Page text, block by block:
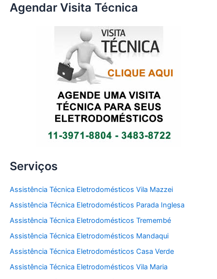
Agendar Visita Técnica
Serviços
Assistência Técnica Eletrodomésticos Vila Mazzei
Assistência Técnica Eletrodomésticos Parada Inglesa
Assistência Técnica Eletrodomésticos Tremembé
Assistência Técnica Eletrodomésticos Mandaqui
Assistência Técnica Eletrodomésticos Casa Verde
Assistência Técnica Eletrodomésticos Vila Maria